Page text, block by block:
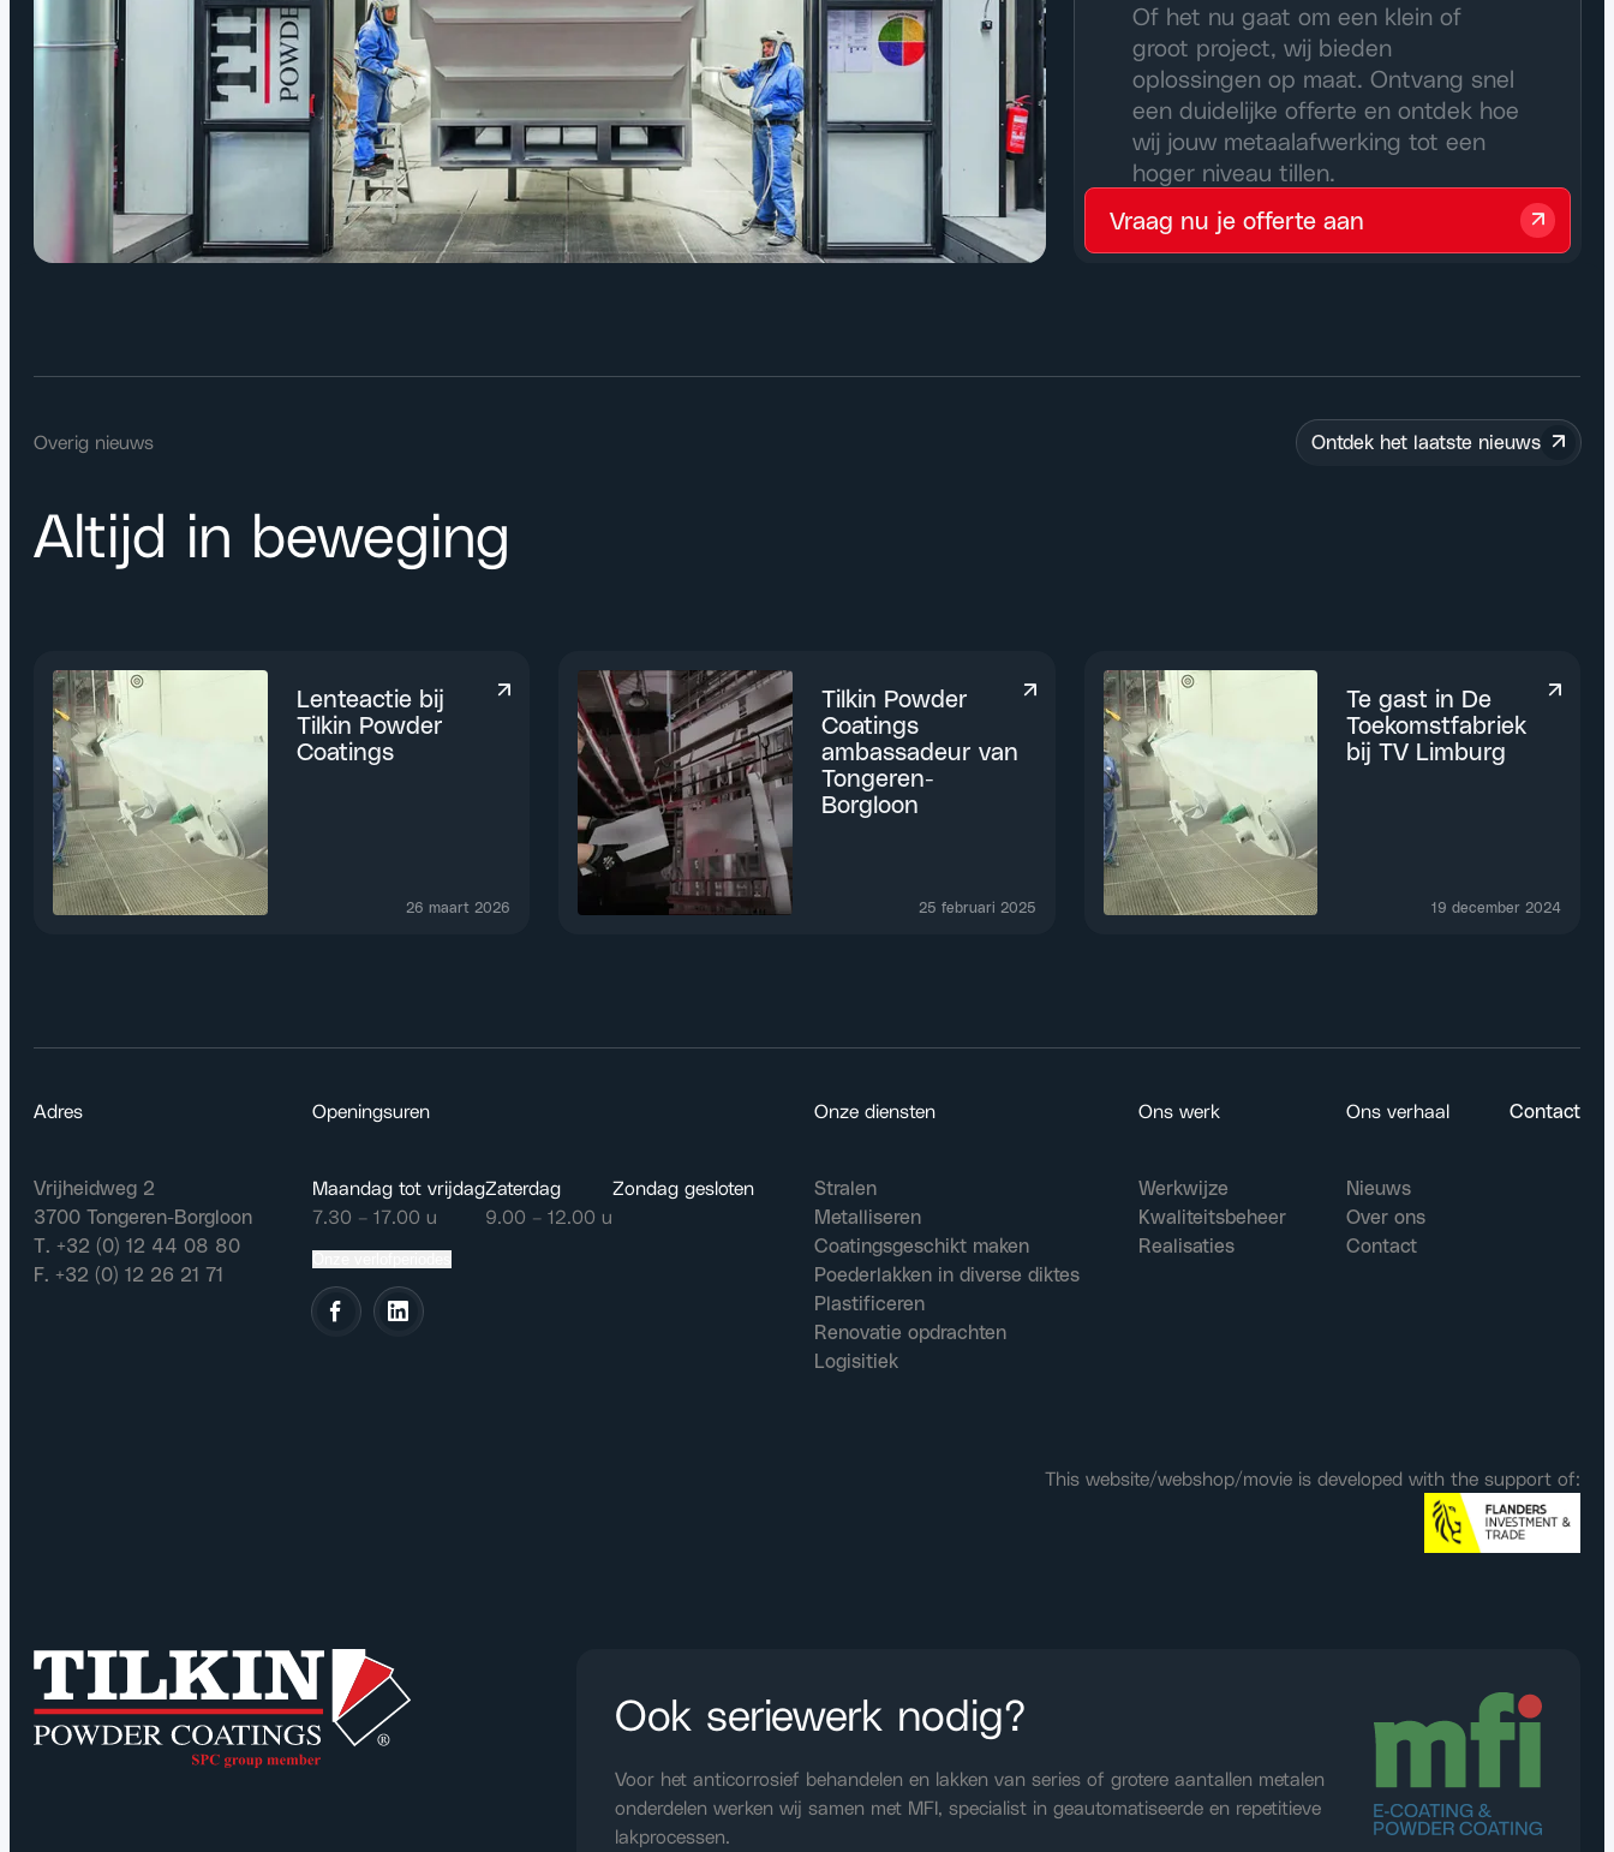
Of het nu gaat om een klein of
groot project, wij bieden
oplossingen op maat. Ontvang snel
een duidelijke offerte en ontdek hoe
wij jouw metaalafwerking tot een
hoger niveau tillen.
Vraag nu je offerte aan
Overig nieuws Ontdek het laatste nieuws
Altijd in beweging
Lenteactie bij
Tilkin Powder
Coatings
26 maart 2026
Tilkin Powder
Coatings
ambassadeur van
Tongeren-
Borgloon
25 februari 2025
Te gast in De
Toekomstfabriek
bij TV Limburg
19 december 2024
Adres
Vrijheidweg 2
3700 Tongeren-Borgloon
T. +32 (0) 12 44 08 80
F. +32 (0) 12 26 21 71
Openingsuren
Maandag tot vrijdag
7.30 – 17.00 u
Zaterdag
9.00 – 12.00 u
Zondag gesloten
Onze diensten
Stralen
Metalliseren
Coatingsgeschikt maken
Poederlakken in diverse diktes
Plastificeren
Renovatie opdrachten
Logisitiek
Ons werk
Werkwijze
Kwaliteitsbeheer
Realisaties
Ons verhaal
Nieuws
Over ons
Contact
Contact
This website/webshop/movie is developed with the support of:
Ook seriewerk nodig?
Voor het anticorrosief behandelen en lakken van series of grotere aantallen metalen
onderdelen werken wij samen met MFI, specialist in geautomatiseerde en repetitieve
lakprocessen.